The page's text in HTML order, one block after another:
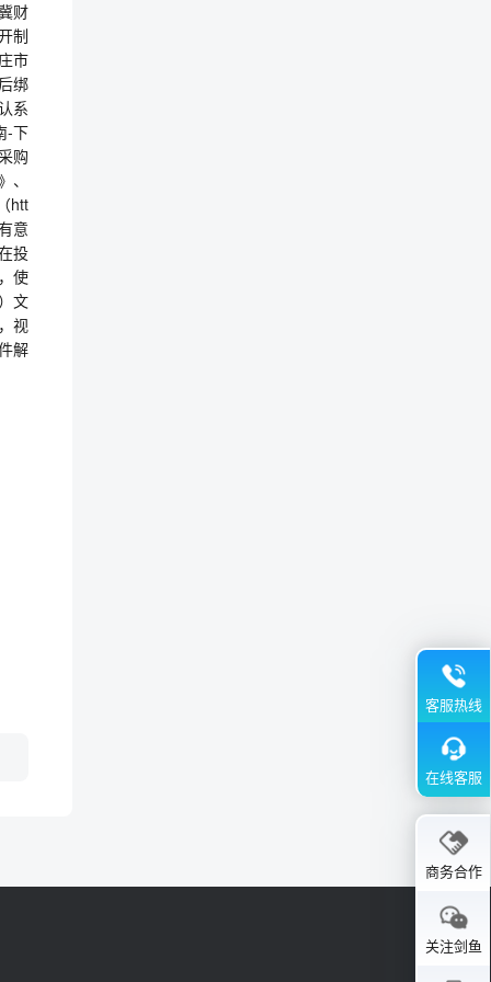
财
制
市
绑
系
-下
购
htt
意
投
使
文
视
解
客服热线
在线客服
商务合作
关注剑鱼